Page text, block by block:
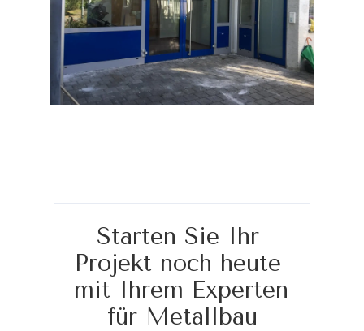
Starten Sie Ihr
Projekt noch heute
mit Ihrem Experten
für Metallbau